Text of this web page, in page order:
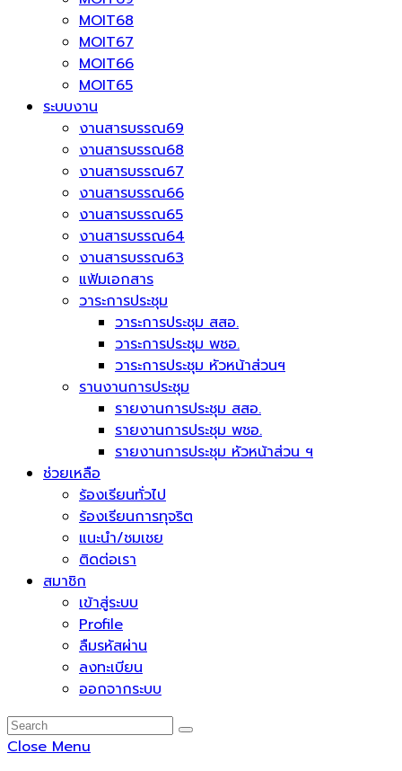
MOIT68
MOIT67
MOIT66
MOIT65
ระบบงาน
งานสารบรรณ69
งานสารบรรณ68
งานสารบรรณ67
งานสารบรรณ66
งานสารบรรณ65
งานสารบรรณ64
งานสารบรรณ63
แฟ้มเอกสาร
วาระการประชุม
วาระการประชุม สสอ.
วาระการประชุม พชอ.
วาระการประชุม หัวหน้าส่วนฯ
รานงานการประชุม
รายงานการประชุม สสอ.
รายงานการประชุม พชอ.
รายงานการประชุม หัวหน้าส่วน ฯ
ช่วยเหลือ
ร้องเรียนทั่วไป
ร้องเรียนการทุจริต
แนะนำ/ชมเชย
ติดต่อเรา
สมาชิก
เข้าสู่ระบบ
Profile
ลืมรหัสผ่าน
ลงทะเบียน
ออกจากระบบ
Close Menu